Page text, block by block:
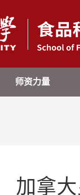
师资力量
加拿